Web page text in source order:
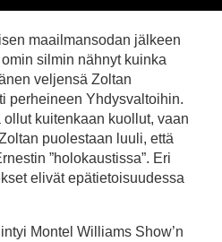
maailmansodan jälkeen
silmin nähnyt kuinka
veljensä Zoltan
perheineen Yhdysvaltoihin.
kuitenkaan kuollut, vaan
puolestaan luuli, että
”holokaustissa”. Eri
elivät epätietoisuudessa
Montel Williams Show’n